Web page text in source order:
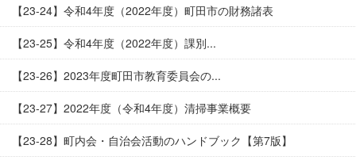
【23-24】令和4年度（2022年度）町田市の財務諸表
【23-25】令和4年度（2022年度）課別...
【23-26】2023年度町田市教育委員会の...
【23-27】2022年度（令和4年度）清掃事業概要
【23-28】町内会・自治会活動のハンドブック【第7版】